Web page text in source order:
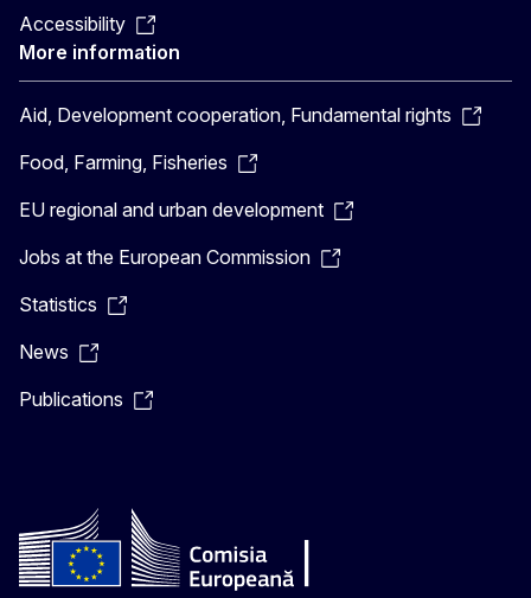
Accessibility
More information
Aid, Development cooperation, Fundamental rights
Food, Farming, Fisheries
EU regional and urban development
Jobs at the European Commission
Statistics
News
Publications